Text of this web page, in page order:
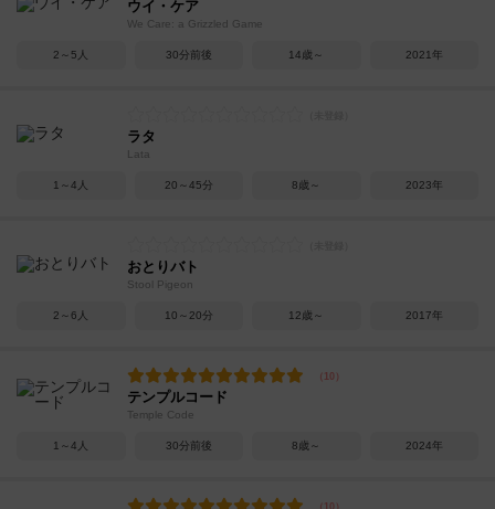
ウイ・ケア
We Care: a Grizzled Game
2～5人 30分前後 14歳～ 2021年
ラタ
Lata
1～4人 20～45分 8歳～ 2023年
おとりバト
Stool Pigeon
2～6人 10～20分 12歳～ 2017年
テンプルコード
Temple Code
1～4人 30分前後 8歳～ 2024年